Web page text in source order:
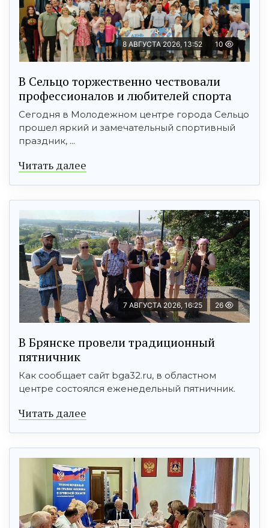
8 АВГУСТА 2026, 13:52 10
В Сельцо торжественно чествовали
профессионалов и любителей спорта
Сегодня в Молодежном центре города Сельцо
прошел яркий и замечательный спортивный
праздник, ...
Читать далее
7 АВГУСТА 2026, 16:25 26
В Брянске провели традиционный
пятничник
Как сообщает сайт bga32.ru, в областном
центре состоялся еженедельный пятничник.
Читать далее